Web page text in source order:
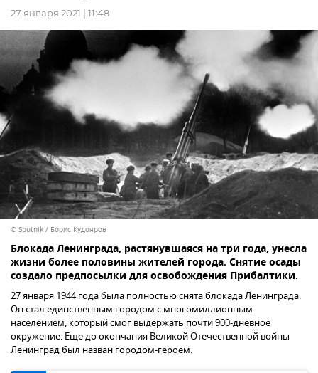
27 января 2021 | 11:48
© Sputnik / Борис Кудояров
Блокада Ленинграда, растянувшаяся на три года, унесла
жизни более половины жителей города. Снятие осады
создало предпосылки для освобождения Прибалтики.
27 января 1944 года была полностью снята блокада Ленинграда.
Он стал единственным городом с многомиллионным
населением, который смог выдержать почти 900-дневное
окружение. Еще до окончания Великой Отечественной войны
Ленинград был назван городом-героем.